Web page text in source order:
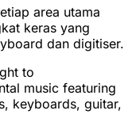
area utama
keras yang
dan digitiser.
to
music featuring
keyboards, guitar,